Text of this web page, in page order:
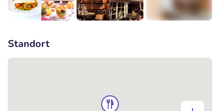
Standort